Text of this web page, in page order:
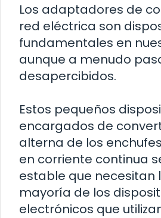
Los adaptadores de
red eléctrica son
fundamentales en
aunque a menudo
desapercibidos.
Estos pequeños
encargados de
alterna de los
en corriente continua
estable que necesitan
mayoría de los
electrónicos que